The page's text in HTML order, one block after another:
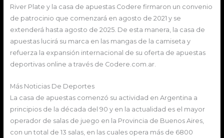
River Plate y la casa de apuestas Codere firmaron un convenio
de patrocinio que comenzará en agosto de 2021 y se
extenderá hasta agosto de 2025. De esta manera, la casa de
apuestas lucirá su marca en las mangas de la camiseta y
refuerza la expansión internacional de su oferta de apuestas
deportivas online a través de Codere.com.ar.
Más Noticias De Deportes
La casa de apuestas comenzó su actividad en Argentina a
principios de la década del 90 y en la actualidad es el mayor
operador de salas de juego en la Provincia de Buenos Aires,
con un total de 13 salas, en las cuales opera más de 6800